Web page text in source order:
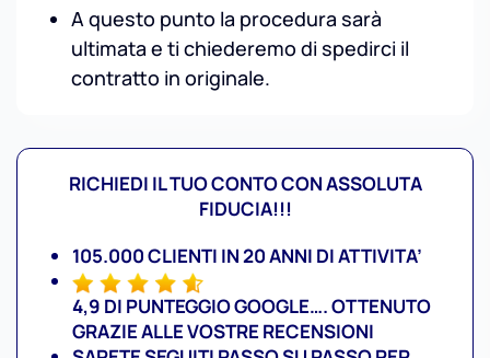
A questo punto la procedura sarà
ultimata e ti chiederemo di spedirci il
contratto in originale.
RICHIEDI IL TUO CONTO CON ASSOLUTA
FIDUCIA!!!
105.000 CLIENTI IN 20 ANNI DI ATTIVITA’
4,9 DI PUNTEGGIO GOOGLE…. OTTENUTO
GRAZIE ALLE VOSTRE RECENSIONI